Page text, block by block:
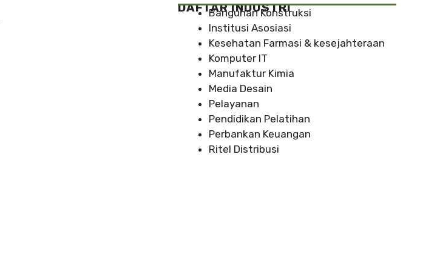
DAFTAR INDUSTRI
Bangunan Konstruksi
Institusi Asosiasi
Kesehatan Farmasi & kesejahteraan
Komputer IT
Manufaktur Kimia
Media Desain
Pelayanan
Pendidikan Pelatihan
Perbankan Keuangan
Ritel Distribusi